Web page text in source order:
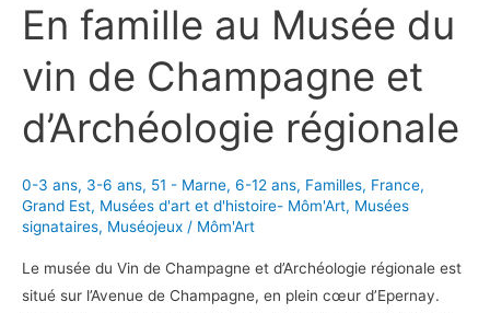
En famille au Musée du
vin de Champagne et
d’Archéologie régionale
0-3 ans, 3-6 ans, 51 - Marne, 6-12 ans, Familles, France,
Grand Est, Musées d'art et d'histoire- Môm'Art, Musées
signataires, Muséojeux / Môm'Art
Le musée du Vin de Champagne et d’Archéologie régionale est
situé sur l’Avenue de Champagne, en plein cœur d’Epernay.